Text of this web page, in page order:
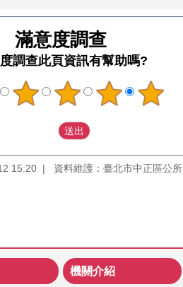
調查此頁資訊有幫助嗎?
15:20 資料維護：臺北市中正區公所
機關介紹